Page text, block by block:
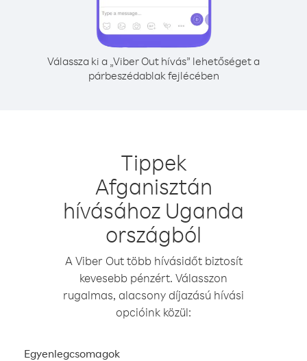
Válassza ki a „Viber Out hívás” lehetőséget a
párbeszédablak fejlécében
Tippek
Afganisztán
hívásához Uganda
országból
A Viber Out több hívásidőt biztosít
kevesebb pénzért. Válasszon
rugalmas, alacsony díjazású hívási
opcióink közül:
Egyenlegcsomagok